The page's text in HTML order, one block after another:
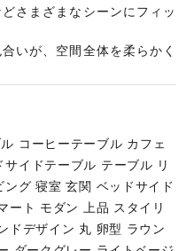
さまざまなシーンにフィッ
いが、空間全体を柔らかく
コーヒーテーブル カフェ
イドテーブル テーブル リ
グ 寝室 玄関 ベッドサイド
ート モダン 上品 スタイリ
ドデザイン 丸 卵型 ラウン